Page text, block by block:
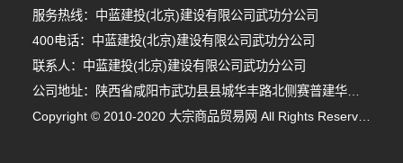
服务热线：中蓝建投(北京)建设有限公司武功分公司
400电话：中蓝建投(北京)建设有限公司武功分公司
联系人：中蓝建投(北京)建设有限公司武功分公司
公司地址：陕西省咸阳市武功县县城华丰路北侧赛普建华院内
Copyright © 2010-2020 大宗商品贸易网 All Rights Reserved
4分钟前 顾小姐 正在咨询